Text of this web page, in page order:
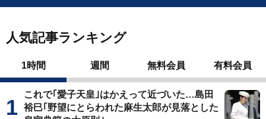
人気記事ランキング
1時間 週間 無料会員 有料会員
これで｢愛子天皇｣はかえって近づいた…島田
裕巳｢野望にとらわれた麻生太郎が見落とした